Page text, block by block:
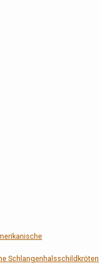
Schlangenhalsschildkröten